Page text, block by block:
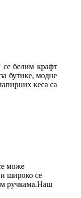
се белим крафт
бутике, модне
кеса са
може
широко се
ручкама.Наш